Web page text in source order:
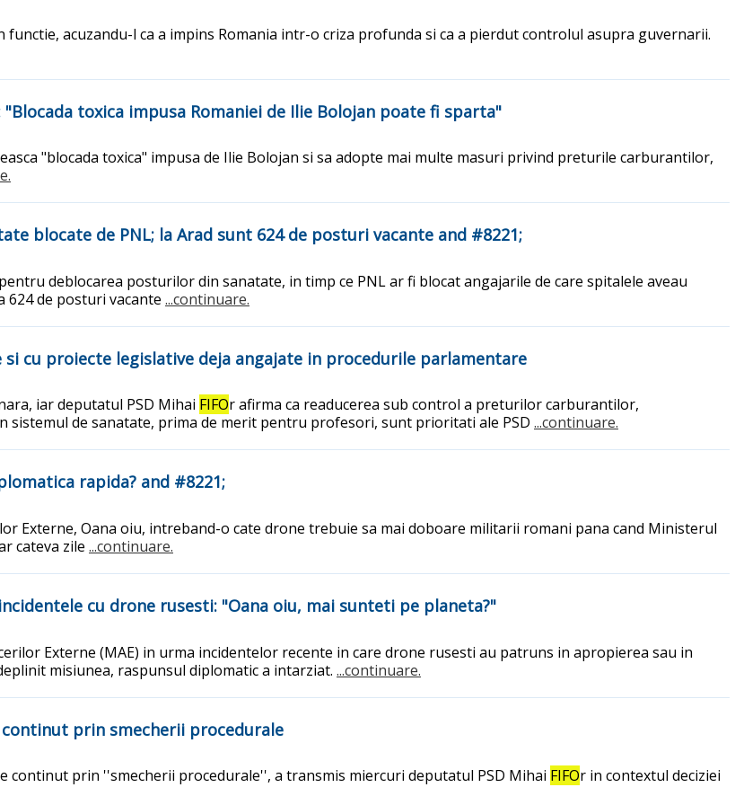
functie, acuzandu-l ca a impins Romania intr-o criza profunda si ca a pierdut controlul asupra guvernarii.
toxica impusa Romaniei de Ilie Bolojan poate fi sparta"
"blocada toxica" impusa de Ilie Bolojan si sa adopte mai multe masuri privind preturile carburantilor,
blocate de PNL; la Arad sunt 624 de posturi vacante and #8221;
deblocarea posturilor din sanatate, in timp ce PNL ar fi blocat angajarile de care spitalele aveau
624 de posturi vacante ...continuare.
cu proiecte legislative deja angajate in procedurile parlamentare
iar deputatul PSD Mihai FIFOr afirma ca readucerea sub control a preturilor carburantilor,
de sanatate, prima de merit pentru profesori, sunt prioritati ale PSD ...continuare.
rapida? and #8221;
Externe, Oana oiu, intreband-o cate drone trebuie sa mai doboare militarii romani pana cand Ministerul
cateva zile ...continuare.
cu drone rusesti: "Oana oiu, mai sunteti pe planeta?"
Externe (MAE) in urma incidentelor recente in care drone rusesti au patruns in apropierea sau in
misiunea, raspunsul diplomatic a intarziat. ...continuare.
prin smecherii procedurale
continut prin ''smecherii procedurale'', a transmis miercuri deputatul PSD Mihai FIFOr in contextul deciziei